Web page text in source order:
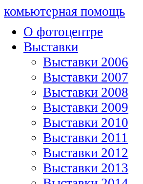
комьютерная помощь
О фотоцентре
Выставки
Выставки 2006
Выставки 2007
Выставки 2008
Выставки 2009
Выставки 2010
Выставки 2011
Выставки 2012
Выставки 2013